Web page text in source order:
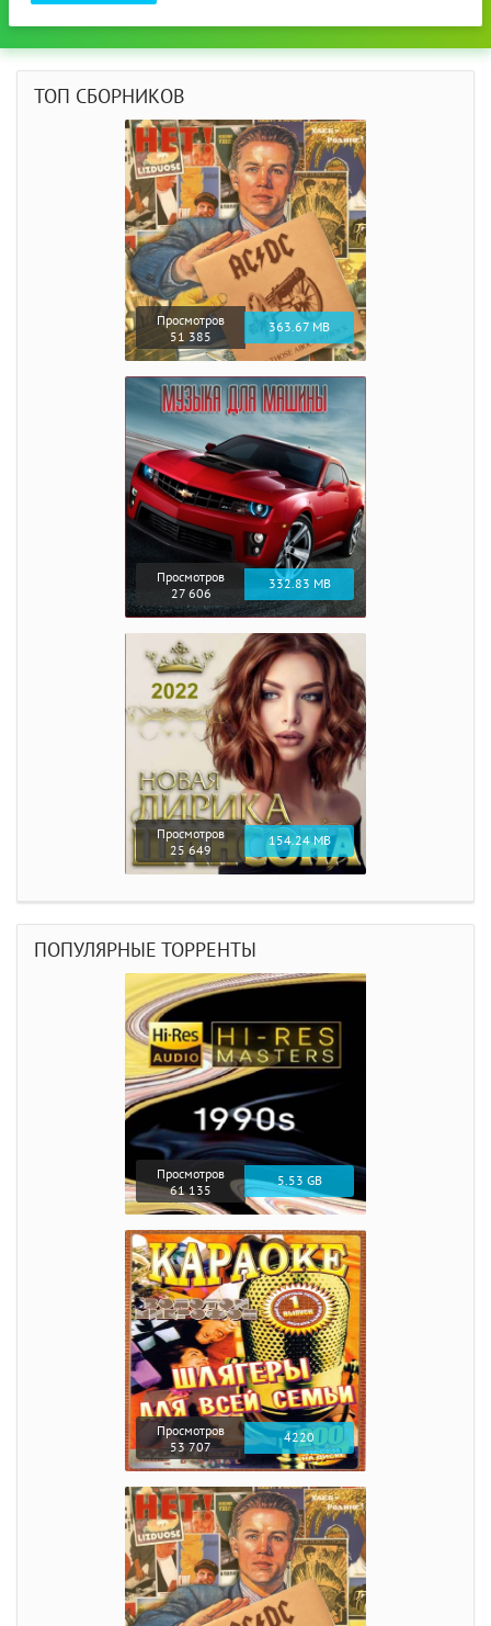
ТОП СБОРНИКОВ
Просмотров
51 385
363.67 MB
Просмотров
27 606
332.83 MB
Просмотров
25 649
154.24 MB
ПОПУЛЯРНЫЕ ТОРРЕНТЫ
Просмотров
61 135
5.53 GB
Просмотров
53 707
4220